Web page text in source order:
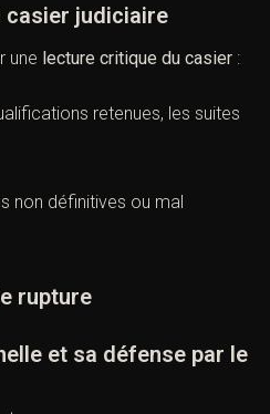
judiciaire
une lecture critique du casier :
retenues, les suites
non définitives ou mal
rupture
et sa défense par le